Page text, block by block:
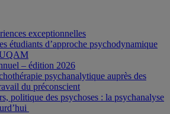
exceptionnelles
étudiants d’approche psychodynamique
– édition 2026
psychanalytique auprès des
du préconscient
politique des psychoses : la psychanalyse